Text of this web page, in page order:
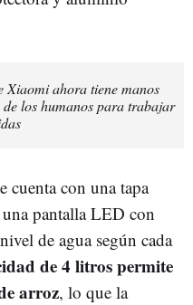
Xiaomi ahora tiene manos
los humanos para trabajar
cuenta con una tapa
pantalla LED con
de agua según cada
de 4 litros permite
arroz, lo que la